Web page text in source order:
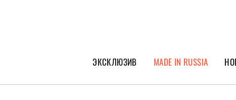
ЭКСКЛЮЗИВ
ГЕРОИ PEOPLETALK
MADE IN RUSSIA